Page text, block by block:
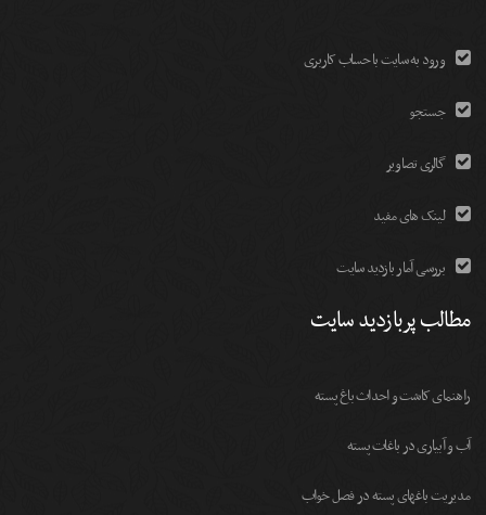
ورود به سایت با حساب کاربری
جستجو
گالری تصاویر
لینک های مفید
بررسی آمار بازدید سایت
مطالب پربازدید سایت
راهنمای کاشت و احداث باغ پسته
آب و آبیاری در باغات پسته
مديريت باغهای پسته در فصل خواب